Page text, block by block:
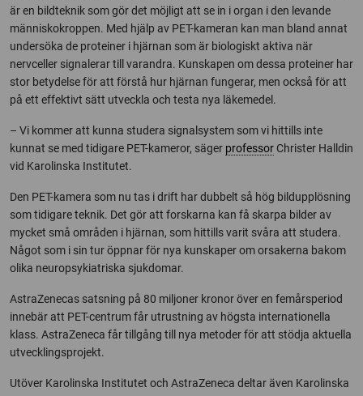
är en bildteknik som gör det möjligt att se in i organ i den levande
människokroppen. Med hjälp av PET-kameran kan man bland annat
undersöka de proteiner i hjärnan som är biologiskt aktiva när
nervceller signalerar till varandra. Kunskapen om dessa proteiner har
stor betydelse för att förstå hur hjärnan fungerar, men också för att
på ett effektivt sätt utveckla och testa nya läkemedel.
– Vi kommer att kunna studera signalsystem som vi hittills inte
kunnat se med tidigare PET-kameror, säger professor Christer Halldin
vid Karolinska Institutet.
Den PET-kamera som nu tas i drift har dubbelt så hög bildupplösning
som tidigare teknik. Det gör att forskarna kan få skarpa bilder av
mycket små områden i hjärnan, som hittills varit svåra att studera.
Något som i sin tur öppnar för nya kunskaper om orsakerna bakom
olika neuropsykiatriska sjukdomar.
AstraZenecas satsning på 80 miljoner kronor över en femårsperiod
innebär att PET-centrum får utrustning av högsta internationella
klass. AstraZeneca får tillgång till nya metoder för att stödja aktuella
utvecklingsprojekt.
Utöver Karolinska Institutet och AstraZeneca deltar även Karolinska